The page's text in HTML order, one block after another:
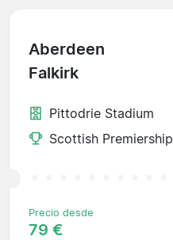
Aberdeen
Falkirk
Pittodrie Stadium
Scottish Premiership
Precio desde
79 €